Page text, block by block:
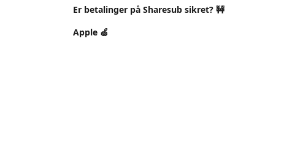
Er betalinger på Sharesub sikret? 🚧
Apple 🍏